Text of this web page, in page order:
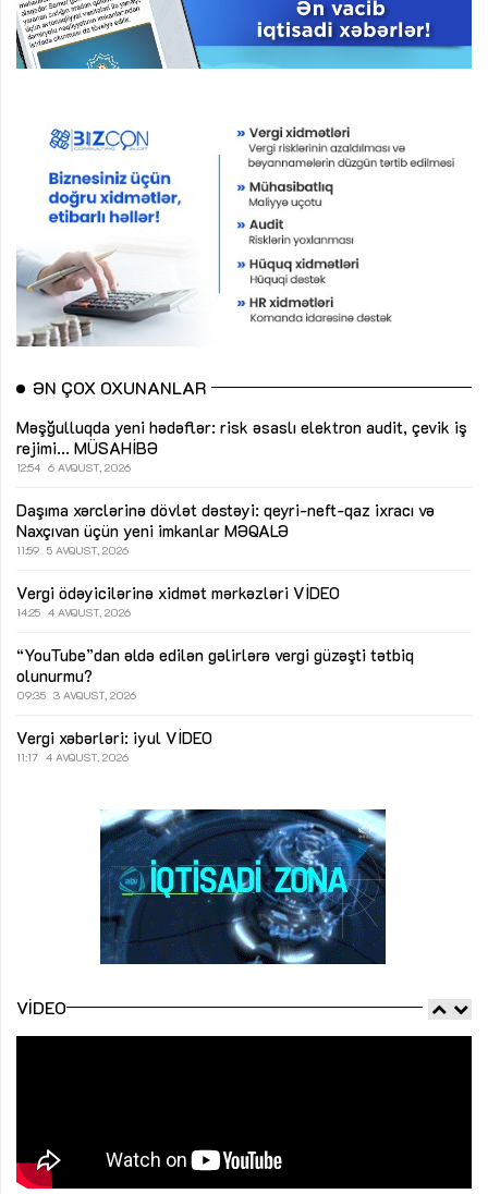
ƏN ÇOX OXUNANLAR
Məşğulluqda yeni hədəflər: risk əsaslı elektron audit, çevik iş
rejimi... MÜSAHİBƏ
12:54 6 AVQUST, 2026
Daşıma xərclərinə dövlət dəstəyi: qeyri-neft-qaz ixracı və
Naxçıvan üçün yeni imkanlar MƏQALƏ
11:59 5 AVQUST, 2026
Vergi ödəyicilərinə xidmət mərkəzləri VİDEO
14:25 4 AVQUST, 2026
“YouTube”dan əldə edilən gəlirlərə vergi güzəşti tətbiq
olunurmu?
09:35 3 AVQUST, 2026
Vergi xəbərləri: iyul VİDEO
11:17 4 AVQUST, 2026
VIDEO